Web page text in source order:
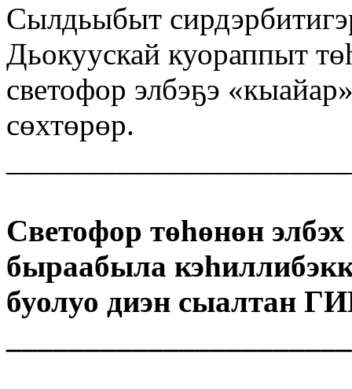
Сылдьыбыт
Дьокуускай куораппыт
светофор элбэҕэ
сөхтөрөр.
Светофор төһөнөн
быраабыла
буолуо диэн сыалтан